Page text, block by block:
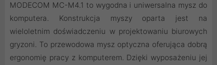
MODECOM MC-M4.1 to wygodna i uniwersalna mysz do
komputera. Konstrukcja myszy oparta jest na
wieloletnim doświadczeniu w projektowaniu biurowych
gryzoni. To przewodowa mysz optyczna oferująca dobrą
ergonomię pracy z komputerem. Dzięki wyposażeniu jej